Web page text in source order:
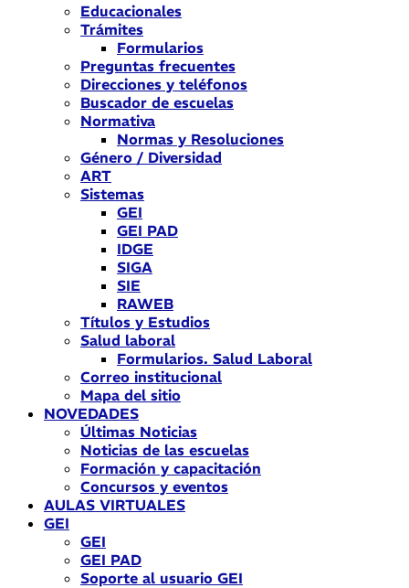
Educacionales
Trámites
Formularios
Preguntas frecuentes
Direcciones y teléfonos
Buscador de escuelas
Normativa
Normas y Resoluciones
Género / Diversidad
ART
Sistemas
GEI
GEI PAD
IDGE
SIGA
SIE
RAWEB
Títulos y Estudios
Salud laboral
Formularios. Salud Laboral
Correo institucional
Mapa del sitio
NOVEDADES
Últimas Noticias
Noticias de las escuelas
Formación y capacitación
Concursos y eventos
AULAS VIRTUALES
GEI
GEI
GEI PAD
Soporte al usuario GEI